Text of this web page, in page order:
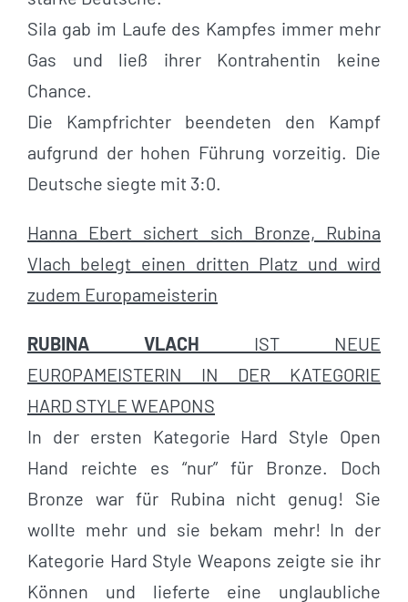
Sila gab im Laufe des Kampfes immer mehr
Gas und ließ ihrer Kontrahentin keine
Chance.
Die Kampfrichter beendeten den Kampf
aufgrund der hohen Führung vorzeitig. Die
Deutsche siegte mit 3:0.
Hanna Ebert sichert sich Bronze, Rubina
Vlach belegt einen dritten Platz und wird
zudem Europameisterin
RUBINA VLACH IST NEUE
EUROPAMEISTERIN IN DER KATEGORIE
HARD STYLE WEAPONS
In der ersten Kategorie Hard Style Open
Hand reichte es “nur” für Bronze. Doch
Bronze war für Rubina nicht genug! Sie
wollte mehr und sie bekam mehr! In der
Kategorie Hard Style Weapons zeigte sie ihr
Können und lieferte eine unglaubliche